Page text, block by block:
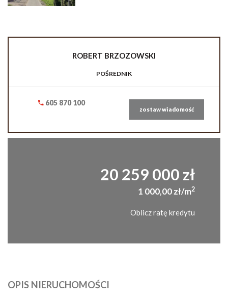
ROBERT BRZOZOWSKI
POŚREDNIK
605 870 100
zostaw wiadomość
20 259 000 zł
1 000,00 zł/m2
Oblicz ratę kredytu
OPIS NIERUCHOMOŚCI